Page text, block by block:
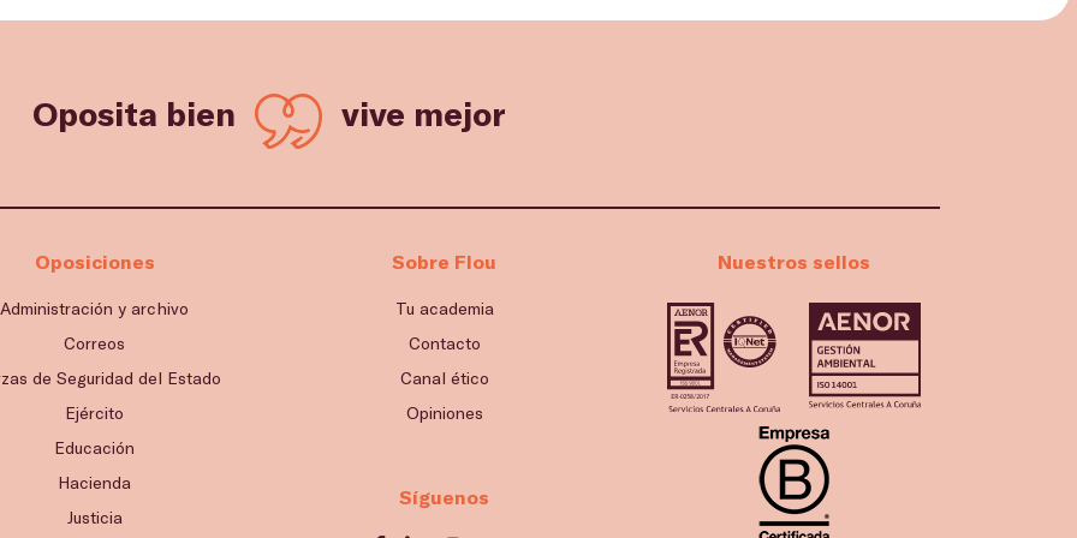
Oposita bien vive mejor
Oposiciones
Administración y archivo
Correos
de Seguridad del Estado
Ejército
Educación
Hacienda
Justicia
Sobre Flou
Tu academia
Contacto
Canal ético
Opiniones
Síguenos
Nuestros sellos